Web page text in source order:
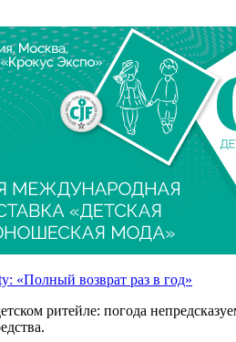
«Полный возврат раз в год»
ритейле: погода